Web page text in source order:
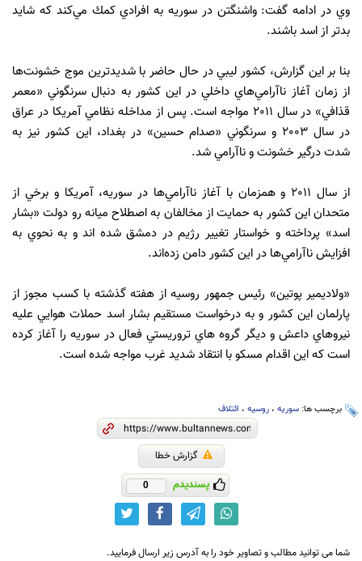
وي در ادامه گفت: واشنگتن در سوريه به افرادي كمك مي‌كند كه شايد
بدتر از اسد باشند.
بنا بر اين گزارش، كشور ليبي در حال حاضر با شديدترين موج خشونت‌ها
از زمان آغاز ناآرامي‌هاي داخلي در اين كشور به دنبال سرنگوني «معمر
قذافي» در سال 2011 مواجه است. پس از مداخله نظامي آمريكا در عراق
در سال 2003 و سرنگوني «صدام حسين» در بغداد، اين كشور نيز به
شدت درگير خشونت و ناآرامي شد.
از سال 2011 و همزمان با آغاز ناآرامي‌ها در سوريه، آمريكا و برخي از
متحدان اين كشور به حمايت از مخالفان به اصطلاح ميانه رو دولت «بشار
اسد» پرداخته و خواستار تغيير رژيم در دمشق شده اند و به نحوي به
افزايش ناآرامي‌ها در اين كشور دامن زده‌اند.
«ولاديمير پوتين» رئيس جمهور روسيه از هفته گذشته با كسب مجوز از
پارلمان اين كشور و به درخواست مستقيم بشار اسد حملات هوايي عليه
نيروهاي داعش و ديگر گروه هاي تروريستي فعال در سوريه را آغاز كرده
است كه اين اقدام مسكو با انتقاد شديد غرب مواجه شده است.
برچسب ها: سوریه ، روسیه ، ائتلاف
گزارش خطا
پسندیدم 0
شما می توانید مطالب و تصاویر خود را به آدرس زیر ارسال فرمایید.